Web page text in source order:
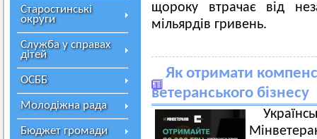
Старостинські
округи
Служба у справах
дітей
ОСББ
Молодіжна рада
Бюджет громади
щороку втрачає від
мільярдів гривень.
Як отримати
ветеранського бізнесу